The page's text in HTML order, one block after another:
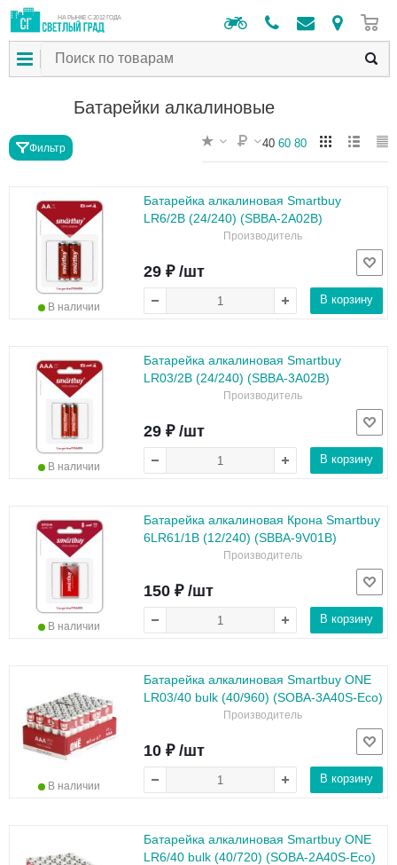
НА РЫНКЕ С 2012 ГОДА
Батарейки алкалиновые
Фильтр 40 60 80
Батарейка алкалиновая Smartbuy
LR6/2B (24/240) (SBBA-2A02B)
Производитель
В наличии
29 ₽ /шт
В корзину
Батарейка алкалиновая Smartbuy
LR03/2B (24/240) (SBBA-3A02B)
Производитель
В наличии
29 ₽ /шт
В корзину
Батарейка алкалиновая Крона Smartbuy
6LR61/1B (12/240) (SBBA-9V01B)
Производитель
В наличии
150 ₽ /шт
В корзину
Батарейка алкалиновая Smartbuy ONE
LR03/40 bulk (40/960) (SOBA-3A40S-Eco)
Производитель
В наличии
10 ₽ /шт
В корзину
Батарейка алкалиновая Smartbuy ONE
LR6/40 bulk (40/720) (SOBA-2A40S-Eco)